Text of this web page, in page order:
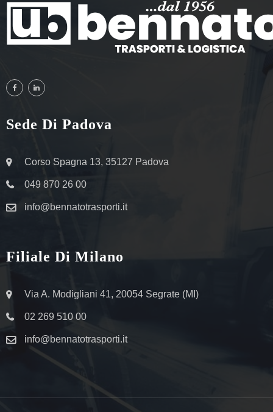
Sede Di Padova
Corso Spagna 13, 35127 Padova
049 870 26 00
info@bennatotrasporti.it
Filiale Di Milano
Via A. Modigliani 41, 20054 Segrate (MI)
02 269 510 00
info@bennatotrasporti.it